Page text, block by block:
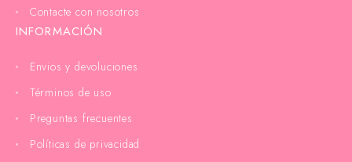
Contacte con nosotros
INFORMACIÓN
Envios y devoluciones
Términos de uso
Preguntas frecuentes
Políticas de privacidad